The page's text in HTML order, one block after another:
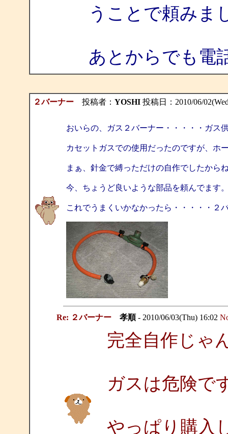
うことで頼みま
あとからでも電
２バーナー投稿者： YOSHI投稿日：2010/06/
おいらの、ガス２バーナー・・・・・ガス
カセットガスでの使用だったのですが、ホ
まぁ、針金で縛っただけの自作でしたから
今、ちょうど良いような部品を頼んでます
これでうまくいかなかったら・・・・・２
Re: ２バーナー 孝順- 2010/06/03(Thu) 16:02
完全自作じゃ
ガスは危険で
やっぱり購入